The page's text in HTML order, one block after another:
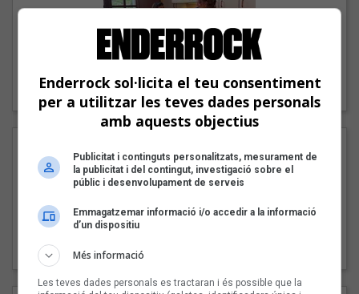
"Lo bueno y lo malo"
Carmen y María
Pep Álvarez amb Joan Muntaner (Xanguito)
Enderrock sol·licita el teu consentiment
per a utilitzar les teves dades personals
amb aquests objectius
Publicitat i continguts personalitzats, mesurament de
la publicitat i del contingut, investigació sobre el
públic i desenvolupament de serveis
Emmagatzemar informació i/o accedir a la informació
d’un dispositiu
Més informació
Les teves dades personals es tractaran i és possible que la